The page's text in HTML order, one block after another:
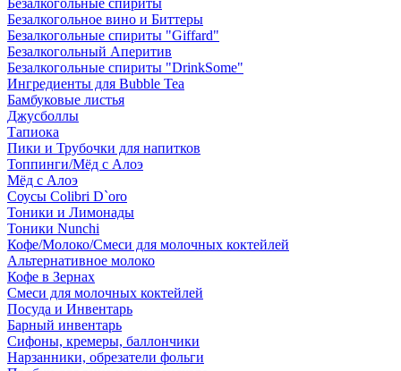
Безалкогольные спириты
Безалкогольное вино и Биттеры
Безалкогольные спириты "Giffard"
Безалкогольный Аперитив
Безалкогольные спириты "DrinkSome"
Ингредиенты для Bubble Tea
Бамбуковые листья
Джусболлы
Тапиока
Пики и Трубочки для напитков
Топпинги/Мёд с Алоэ
Мёд с Алоэ
Соусы Colibri D`oro
Тоники и Лимонады
Тоники Nunchi
Кофе/Молоко/Смеси для молочных коктейлей
Альтернативное молоко
Кофе в Зернах
Смеси для молочных коктейлей
Посуда и Инвентарь
Барный инвентарь
Сифоны, кремеры, баллончики
Нарзанники, обрезатели фольги